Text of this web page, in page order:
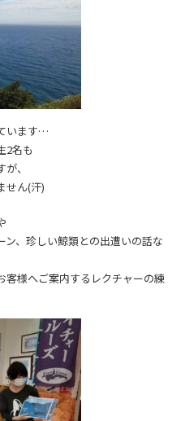
います…
2名も
、
せん(汗)
、珍しい鯨類との出遭いの話な
客様へご案内するレクチャーの練